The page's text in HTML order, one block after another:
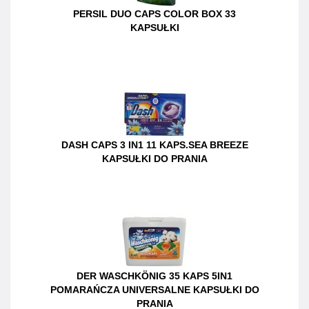
PERSIL DUO CAPS COLOR BOX 33
KAPSUŁKI
DASH CAPS 3 IN1 11 KAPS.SEA BREEZE
KAPSUŁKI DO PRANIA
DER WASCHKÖNIG 35 KAPS 5IN1
POMARAŃCZA UNIVERSALNE KAPSUŁKI DO
PRANIA